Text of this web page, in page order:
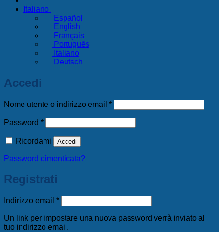
Italiano
Español
English
Français
Português
Italiano
Deutsch
Accedi
Nome utente o indirizzo email *Richiesto
Password *Richiesto
Ricordami Accedi
Password dimenticata?
Registrati
Indirizzo email *Richiesto
Un link per impostare una nuova password verrà inviato al
tuo indirizzo email.